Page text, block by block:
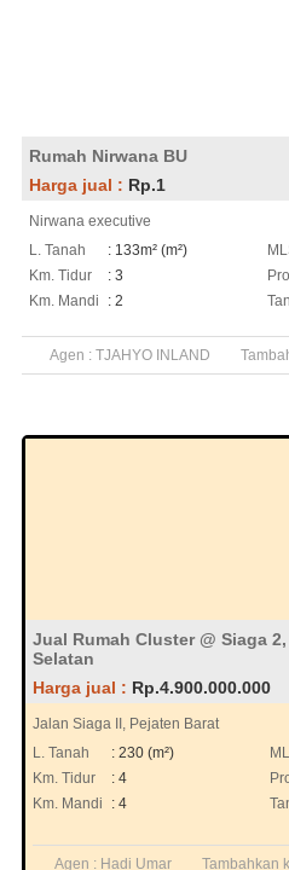
Rumah Nirwana BU
Harga jual : Rp.1
Nirwana executive
L. Tanah
: 133m² (m²)
Km. Tidur
: 3
Km. Mandi
: 2
Agen : TJAHYO INLAND
Jual Rumah Cluster @ Siaga
Selatan
Harga jual : Rp.4.900.000.000
Jalan Siaga II, Pejaten Barat
L. Tanah
: 230 (m²)
Km. Tidur
: 4
Km. Mandi
: 4
Agen : Hadi Umar Tambahkan